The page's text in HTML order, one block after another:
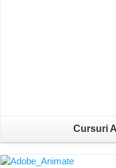
Cursuri